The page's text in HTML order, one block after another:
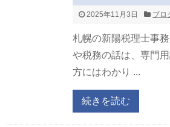
2025年11月3日 ブロ
札幌の新陽税理士事
や税務の話は、専門
方にはわかり ...
続きを読む